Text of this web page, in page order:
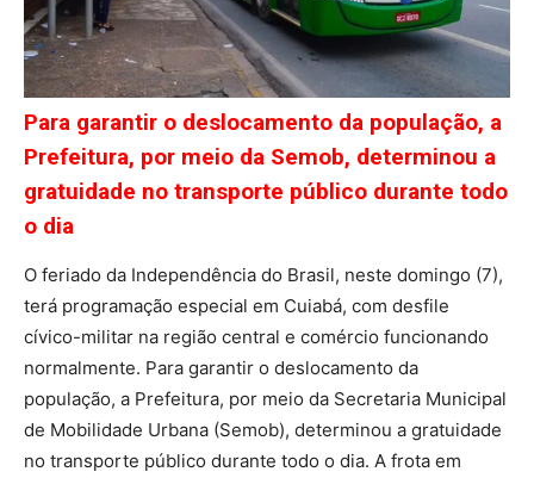
Para garantir o deslocamento da população, a
Prefeitura, por meio da Semob, determinou a
gratuidade no transporte público durante todo
o dia
O feriado da Independência do Brasil, neste domingo (7),
terá programação especial em Cuiabá, com desfile
cívico-militar na região central e comércio funcionando
normalmente. Para garantir o deslocamento da
população, a Prefeitura, por meio da Secretaria Municipal
de Mobilidade Urbana (Semob), determinou a gratuidade
no transporte público durante todo o dia. A frota em